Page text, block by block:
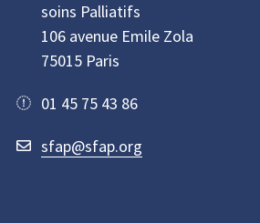
soins Palliatifs
106 avenue Emile Zola
75015 Paris
01 45 75 43 86
sfap@sfap.org